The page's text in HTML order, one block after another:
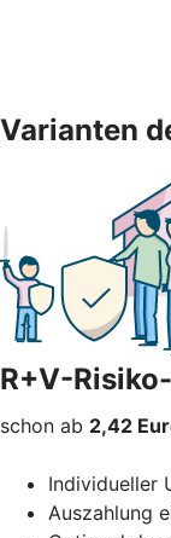
Varianten
R+V-
schon ab 2,42
Individueller
Auszahlung